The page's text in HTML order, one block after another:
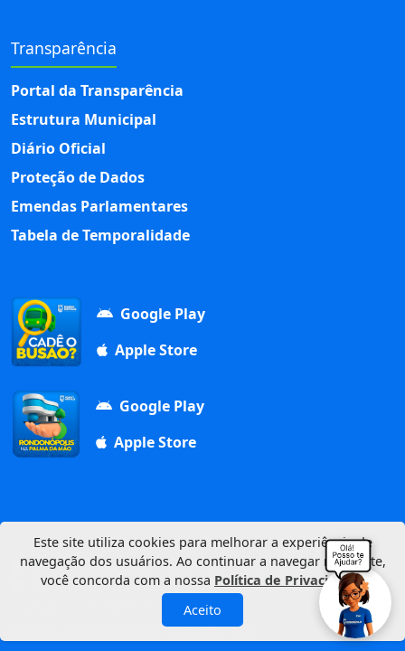
Transparência
Portal da Transparência
Estrutura Municipal
Diário Oficial
Proteção de Dados
Emendas Parlamentares
Tabela de Temporalidade
Google Play
Apple Store
Google Play
Apple Store
Av. Duque de Caxias, 1000, Vila Aurora, 78740-022
CNPJ: 03.347.101/0001-21
© 2026 Município de Rondonópolis
Mapa do Site
Este site utiliza cookies para melhorar a experiência de
navegação dos usuários. Ao continuar a navegar neste site,
você concorda com a nossa Política de Privacidade.
Aceito